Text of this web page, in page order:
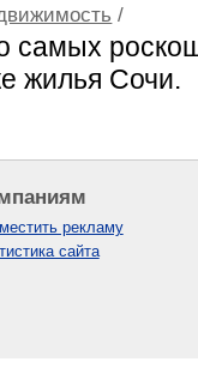
/
самых
жилья Сочи.
рекламу
сайта